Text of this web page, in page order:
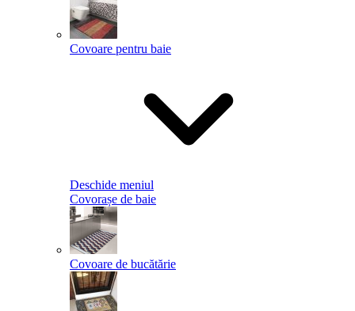
Covoare pentru baie
Deschide meniul
Covorașe de baie
Covoare de bucătărie